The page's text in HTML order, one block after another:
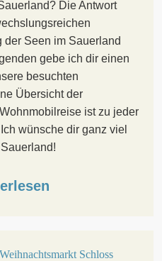
Die Antwort
der Seen im Sauerland
gebe ich dir einen
besuchten
Übersicht der
ist zu jeder
wünsche dir ganz viel